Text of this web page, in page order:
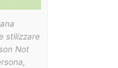
stilizzare
Not